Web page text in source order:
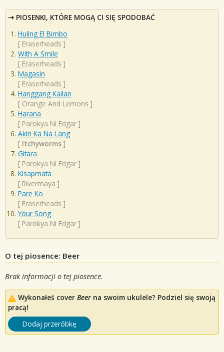
PIOSENKI, KTÓRE MOGĄ CI SIĘ SPODOBAĆ
Huling El Bimbo
[ Eraserheads ]
With A Smile
[ Eraserheads ]
Magasin
[ Eraserheads ]
Hanggang Kailan
[ Orange And Lemons ]
Harana
[ Parokya Ni Edgar ]
Akin Ka Na Lang
[ Itchyworms ]
Gitara
[ Parokya Ni Edgar ]
Kisapmata
[ Rivermaya ]
Pare Ko
[ Eraserheads ]
Your Song
[ Parokya Ni Edgar ]
O tej piosence: Beer
Brak informacji o tej piosence.
Wykonałeś cover Beer na swoim ukulele? Podziel się swoją
pracą!
Dodaj przeróbkę